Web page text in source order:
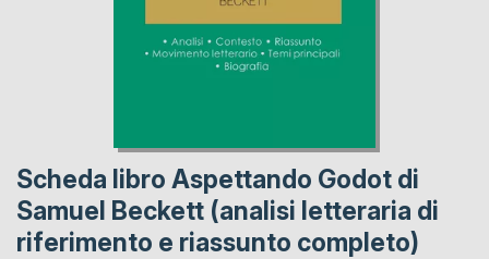
Scheda libro Aspettando Godot di
Samuel Beckett (analisi letteraria di
riferimento e riassunto completo)